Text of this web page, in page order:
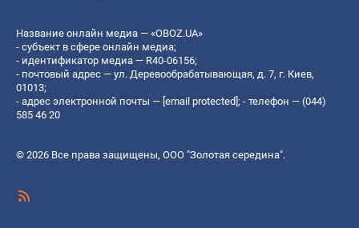
Название онлайн медиа — «OBOZ.UA»
- субъект в сфере онлайн медиа;
- идентификатор медиа — R40-06156;
- почтовый адрес — ул. Деревообрабатывающая, д. 7, г. Киев,
01013;
- адрес электронной почты — [email protected]; - телефон — (044)
585 46 20
© 2026 Все права защищены, ООО "Золотая середина".